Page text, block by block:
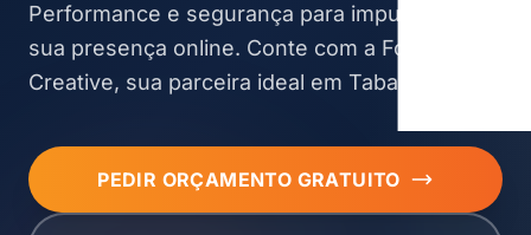
Performance e segurança para impulsionar
sua presença online. Conte com a Fox
Creative, sua parceira ideal em Tabapuã.
PEDIR ORÇAMENTO GRATUITO